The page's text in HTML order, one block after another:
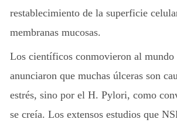
restablecimiento de la superficie
membranas mucosas.
Los científicos conmovieron al mundo
anunciaron que muchas úlceras son
estrés, sino por el H. Pylori, como
se creía. Los extensos estudios que